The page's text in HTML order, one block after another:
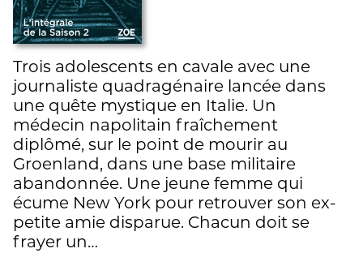
Trois adolescents en cavale avec une
journaliste quadragénaire lancée dans
une quête mystique en Italie. Un
médecin napolitain fraîchement
diplômé, sur le point de mourir au
Groenland, dans une base militaire
abandonnée. Une jeune femme qui
écume New York pour retrouver son ex-
petite amie disparue. Chacun doit se
frayer un…